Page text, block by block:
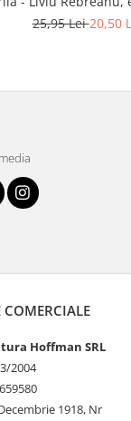
25,95 Lei20,50
COMERCIALE
Hoffman SRL
2004
1918, Nr